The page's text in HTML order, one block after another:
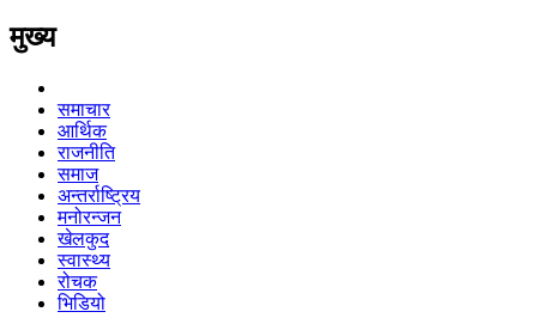
मुख्य
समाचार
आर्थिक
राजनीति
समाज
अन्तर्राष्ट्रिय
मनोरन्जन
खेलकुद
स्वास्थ्य
रोचक
भिडियो